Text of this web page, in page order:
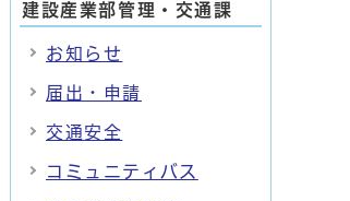
建設産業部管理・交通課
お知らせ
届出・申請
交通安全
コミュニティバス